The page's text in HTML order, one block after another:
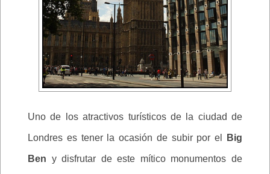
Uno de los atractivos turísticos de la ciudad de
Londres es tener la ocasión de subir por el Big
Ben y disfrutar de este mítico monumentos de